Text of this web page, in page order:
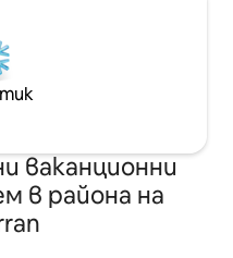
ваканционни
в района на